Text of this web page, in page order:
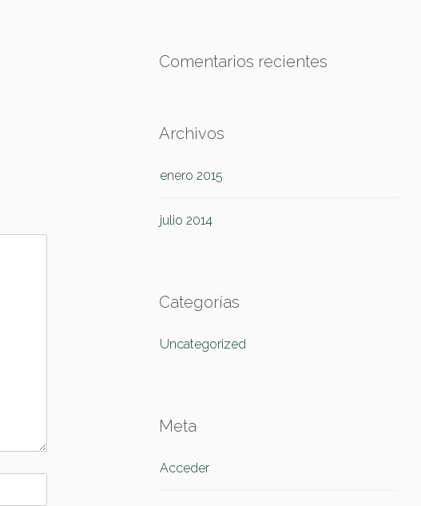
Comentarios recientes
Archivos
enero 2015
julio 2014
Categorías
Uncategorized
Meta
Acceder